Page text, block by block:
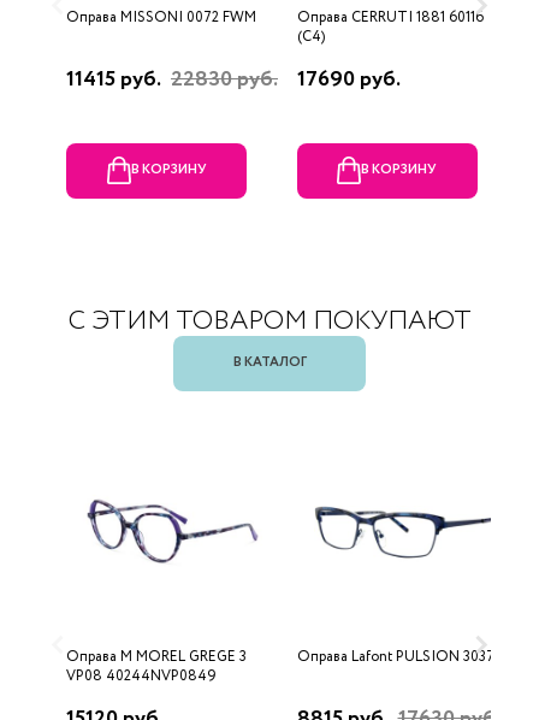
Оправа MISSONI 0072 FWM
11415 руб. 22830 руб.
В КОРЗИНУ
Оправа CERRUTI 1881 60116
(C4)
17690 руб.
В КОРЗИНУ
С ЭТИМ ТОВАРОМ ПОКУПАЮТ
В КАТАЛОГ
Оправа M MOREL GREGE 3
VP08 40244NVP0849
Оправа Lafont PULSION 3037